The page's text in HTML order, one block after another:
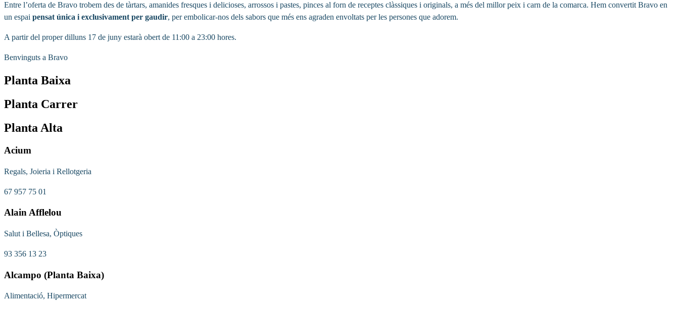
Entre l’oferta de Bravo trobem des de tàrtars, amanides fresques i delicioses, arrossos i pastes, pinces al forn de receptes clàssiques i originals, a més del millor peix i carn de la comarca. Hem convertit Bravo en
un espai pensat única i exclusivament per gaudir, per embolicar-nos dels sabors que més ens agraden envoltats per les persones que adorem.
A partir del proper dilluns 17 de juny estarà obert de 11:00 a 23:00 hores.
Benvinguts a Bravo
Planta Baixa
Planta Carrer
Planta Alta
Acium
Regals, Joieria i Rellotgeria
67 957 75 01
Alain Afflelou
Salut i Bellesa, Òptiques
93 356 13 23
Alcampo (Planta Baixa)
Alimentació, Hipermercat